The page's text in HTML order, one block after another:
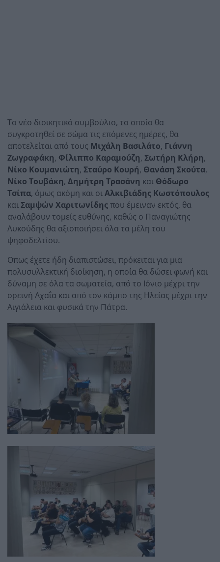
Το νέο διοικητικό συμβούλιο, το οποίο θα
συγκροτηθεί σε σώμα τις επόμενες ημέρες, θα
αποτελείται από τους Μιχάλη Βασιλάτο, Γιάννη
Ζωγραφάκη, Φίλιππο Καραμούζη, Σωτήρη Κλήρη,
Νίκο Κουμανιώτη, Σταύρο Κουρή, Θανάση Σκούτα,
Νίκο Τουβάκη, Δημήτρη Τρασάνη και Θόδωρο
Τσίπα, όμως ακόμη και οιΑλκιβιάδης Κωστόπουλος
και Σαμψών Χαριτωνίδηςπου έμειναν εκτός, θα
αναλάβουν τομείς ευθύνης, καθώς ο Παναγιώτης
Λυκούδης θα αξιοποιήσει όλα τα μέλη του
ψηφοδελτίου.
Οπως έχετε ήδη διαπιστώσει, πρόκειται για μια
πολυσυλλεκτική διοίκηση, η οποία θα δώσει φωνή και
δύναμη σε όλα τα σωματεία, από το Ιόνιο μέχρι την
ορεινή Αχαΐα και από τον κάμπο της Ηλείας μέχρι την
Αιγιάλεια και φυσικά την Πάτρα.